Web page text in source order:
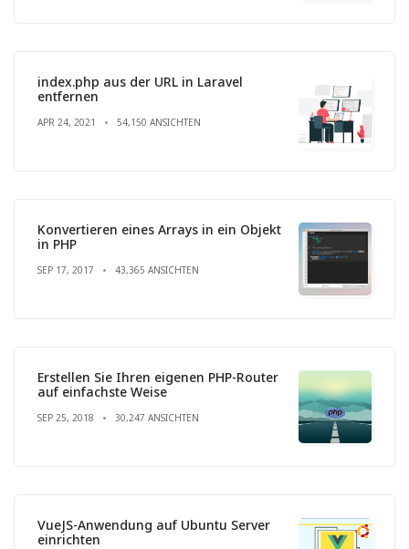
index.php aus der URL in Laravel
entfernen
APR 24, 2021 54,150 ANSICHTEN
Konvertieren eines Arrays in ein Objekt
in PHP
SEP 17, 2017 43,365 ANSICHTEN
Erstellen Sie Ihren eigenen PHP-Router
auf einfachste Weise
SEP 25, 2018 30,247 ANSICHTEN
VueJS-Anwendung auf Ubuntu Server
einrichten